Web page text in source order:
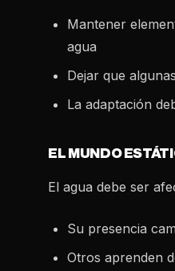
Mantener
agua
Dejar que
La adaptación
EL MUNDO
El agua debe ser
Su presencia
Otros aprenden